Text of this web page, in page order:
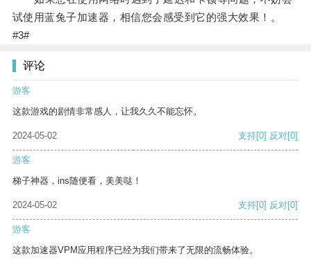
试使用蓝兔子加速器，相信您会感受到它的强大效果！。
#3#
评论
游客
这款游戏的剧情非常感人，让我久久不能忘怀。
2024-05-02 支持[0] 反对[0]
游客
梯子神器，ins随便看，美美哒！
2024-05-02 支持[0] 反对[0]
游客
这款加速器VPM应用程序已经为我们带来了无限的流畅体验。